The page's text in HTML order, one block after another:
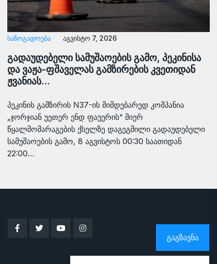
ᲡᲐᲖᲝᲒᲐᲓᲝᲔᲑᲐ აგვისტო 7, 2026
გადაუდებელი სამუშაოების გამო, პეკინისა
და ვაჟა-ფშაველას გამზირების კვეთიდან
ჟვანიას…
პეკინის გამზირის N37-ის მიმდებარედ კომპანია
„ჯორჯიან უეთერ ენდ ფაუერის“ მიერ
წყალმომარაგების ქსელზე დაგეგმილი გადაუდებელი
სამუშაოების გამო, 8 აგვისტოს 00:30 საათიდან
22:00…
ᲒᲐᲒᲖᲐᲕᲜᲐ